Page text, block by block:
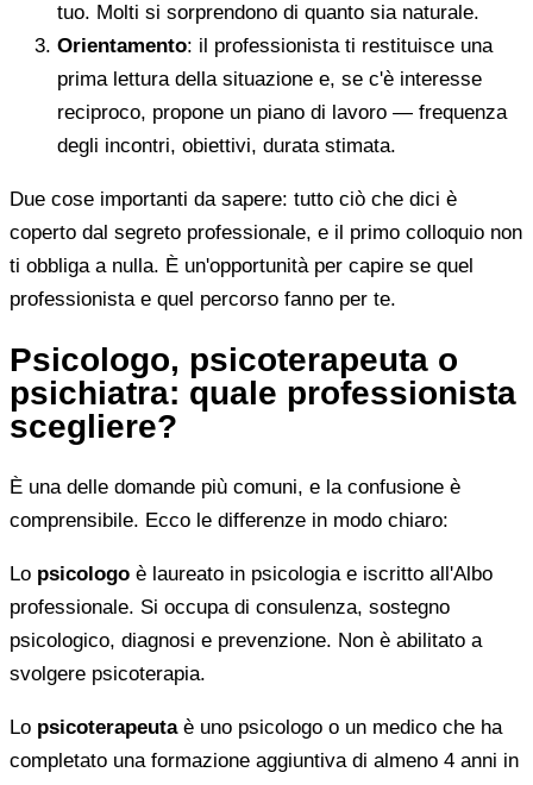
tuo. Molti si sorprendono di quanto sia naturale.
Orientamento: il professionista ti restituisce una
prima lettura della situazione e, se c'è interesse
reciproco, propone un piano di lavoro — frequenza
degli incontri, obiettivi, durata stimata.
Due cose importanti da sapere: tutto ciò che dici è
coperto dal segreto professionale, e il primo colloquio non
ti obbliga a nulla. È un'opportunità per capire se quel
professionista e quel percorso fanno per te.
Psicologo, psicoterapeuta o
psichiatra: quale professionista
scegliere?
È una delle domande più comuni, e la confusione è
comprensibile. Ecco le differenze in modo chiaro:
Lo psicologo è laureato in psicologia e iscritto all'Albo
professionale. Si occupa di consulenza, sostegno
psicologico, diagnosi e prevenzione. Non è abilitato a
svolgere psicoterapia.
Lo psicoterapeutaè uno psicologo o un medico che ha
completato una formazione aggiuntiva di almeno 4 anni in